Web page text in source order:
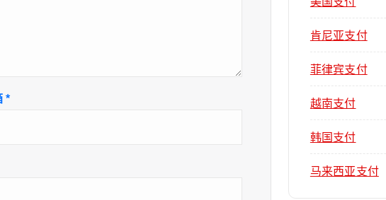
*
肯尼亚支付
菲律宾支付
越南支付
韩国支付
马来西亚支付